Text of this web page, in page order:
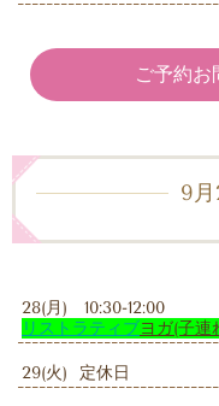
ご予約お
9
28(月) 10:30-12:00
リストラティブヨガ(子連
29(火) 定休日